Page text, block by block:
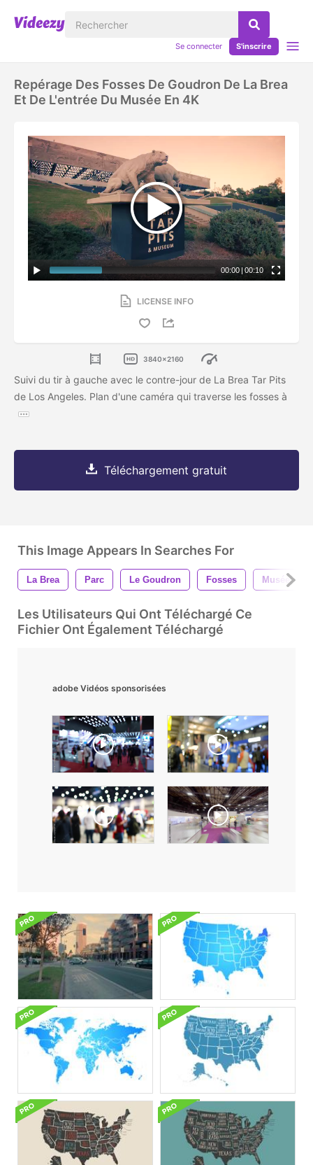
Se connecter S'inscrire
Repérage Des Fosses De Goudron De La Brea
Et De L'entrée Du Musée En 4K
00:00 | 00:10
LICENSE INFO
3840x2160
Suivi du tir à gauche avec le contre-jour de La Brea Tar Pits
de Los Angeles. Plan d'une caméra qui traverse les fosses à
Téléchargement gratuit
This Image Appears In Searches For
La Brea Parc Le Goudron Fosses Musée
Les Utilisateurs Qui Ont Téléchargé Ce
Fichier Ont Également Téléchargé
adobe Vidéos sponsorisées